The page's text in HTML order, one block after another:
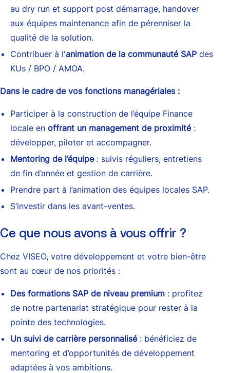
au dry run et support post démarrage, handover
aux équipes maintenance afin de pérenniser la
qualité de la solution.
Contribuer à l'animation de la communauté SAP des
KUs / BPO / AMOA.
Dans le cadre de vos fonctions managériales :
Participer à la construction de l’équipe Finance
locale en offrant un management de proximité:
développer, piloter et accompagner.
Mentoring de l’équipe: suivis réguliers, entretiens
de fin d’année et gestion de carrière.
Prendre part à l’animation des équipes locales SAP.
S’investir dans les avant-ventes.
Ce que nous avons à vous offrir ?
Chez VISEO, votre développement et votre bien-être
sont au cœur de nos priorités :
Des formations SAP de niveau premium : profitez
de notre partenariat stratégique pour rester à la
pointe des technologies.
Un suivi de carrière personnalisé: bénéficiez de
mentoring et d’opportunités de développement
adaptées à vos ambitions.